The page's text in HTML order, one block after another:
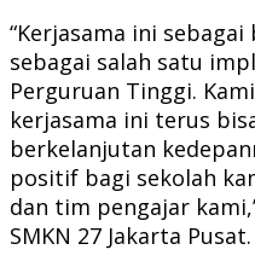
“Kerjasama ini
sebagai salah satu
Perguruan Tinggi.
kerjasama ini terus
berkelanjutan
positif bagi sekolah
dan tim pengajar
SMKN 27 Jakarta Pusat.